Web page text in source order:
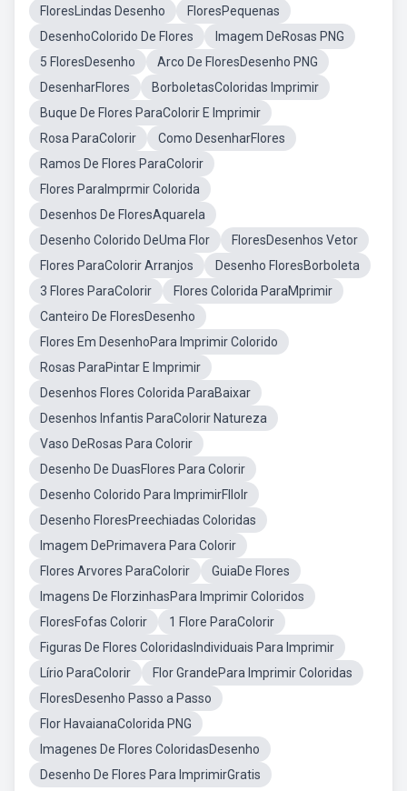
FloresLindas Desenho
FloresPequenas
DesenhoColorido De Flores
Imagem DeRosas PNG
5 FloresDesenho
Arco De FloresDesenho PNG
DesenharFlores
BorboletasColoridas Imprimir
Buque De Flores ParaColorir E Imprimir
Rosa ParaColorir
Como DesenharFlores
Ramos De Flores ParaColorir
Flores ParaImprmir Colorida
Desenhos De FloresAquarela
Desenho Colorido DeUma Flor
FloresDesenhos Vetor
Flores ParaColorir Arranjos
Desenho FloresBorboleta
3 Flores ParaColorir
Flores Colorida ParaMprimir
Canteiro De FloresDesenho
Flores Em DesenhoPara Imprimir Colorido
Rosas ParaPintar E Imprimir
Desenhos Flores Colorida ParaBaixar
Desenhos Infantis ParaColorir Natureza
Vaso DeRosas Para Colorir
Desenho De DuasFlores Para Colorir
Desenho Colorido Para ImprimirFllolr
Desenho FloresPreechiadas Coloridas
Imagem DePrimavera Para Colorir
Flores Arvores ParaColorir
GuiaDe Flores
Imagens De FlorzinhasPara Imprimir Coloridos
FloresFofas Colorir
1 Flore ParaColorir
Figuras De Flores ColoridasIndividuais Para Imprimir
Lírio ParaColorir
Flor GrandePara Imprimir Coloridas
FloresDesenho Passo a Passo
Flor HavaianaColorida PNG
Imagenes De Flores ColoridasDesenho
Desenho De Flores Para ImprimirGratis